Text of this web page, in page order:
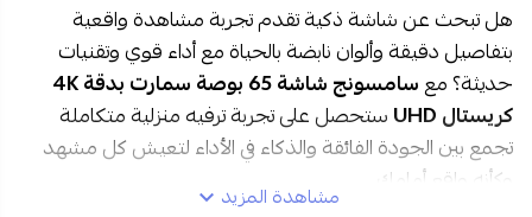
نعم، بفضل تقنيات VRR وALLM توفر تجربة ألعاب سلسة
واستجابة سريعة جداً.
3- هل يمكن ربطها بالهاتف؟
نعم، تدعم Apple AirPlay وSmartThings لعرض محتوى
الهاتف بسهولة على الشاشة.
هل تبحث عن شاشة ذكية تقدم تجربة مشاهدة واقعية
بتفاصيل دقيقة وألوان نابضة بالحياة مع أداء قوي وتقنيات
حديثة؟ مع
سامسونج شاشة 65 بوصة سمارت بدقة 4K
كريستال UHD
ستحصل على تجربة ترفيه منزلية متكاملة
تجمع بين الجودة الفائقة والذكاء في الأداء لتعيش كل مشهد
وكأنه واقع أمامك.
مشاهدة المزيد